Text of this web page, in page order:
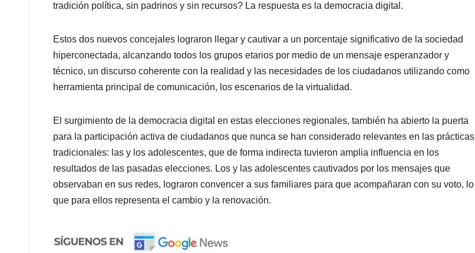
tradición política, sin padrinos y sin recursos? La respuesta es la democracia digital.
Estos dos nuevos concejales lograron llegar y cautivar a un porcentaje significativo de la sociedad
hiperconectada, alcanzando todos los grupos etarios por medio de un mensaje esperanzador y
técnico, un discurso coherente con la realidad y las necesidades de los ciudadanos utilizando como
herramienta principal de comunicación, los escenarios de la virtualidad.
El surgimiento de la democracia digital en estas elecciones regionales, también ha abierto la puerta
para la participación activa de ciudadanos que nunca se han considerado relevantes en las prácticas
tradicionales: las y los adolescentes, que de forma indirecta tuvieron amplia influencia en los
resultados de las pasadas elecciones. Los y las adolescentes cautivados por los mensajes que
observaban en sus redes, lograron convencer a sus familiares para que acompañaran con su voto, lo
que para ellos representa el cambio y la renovación.